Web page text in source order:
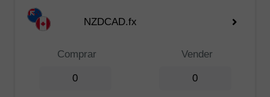
NZDCAD.fx
Comprar Vender
0 0